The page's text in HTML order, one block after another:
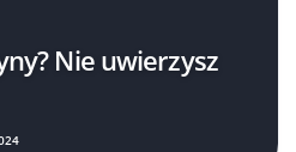
Nie uwierzysz